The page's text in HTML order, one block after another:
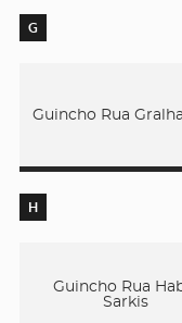
G
Guincho Rua
H
Guincho Rua
Sarkis